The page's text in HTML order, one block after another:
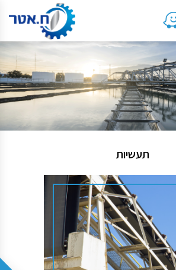
תעשיות